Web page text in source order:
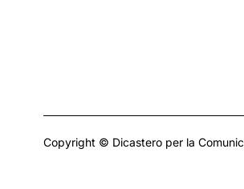
Copyright © Dicastero per la